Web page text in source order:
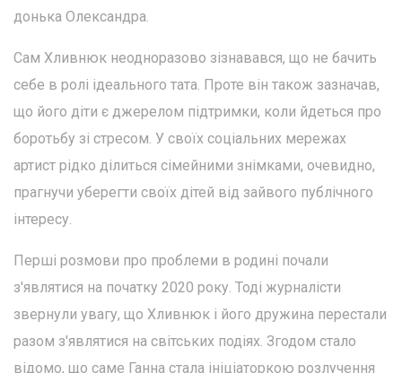
донька Олександра.
Сам Хливнюк неодноразово зізнавався, що не бачить
себе в ролі ідеального тата. Проте він також зазначав,
що його діти є джерелом підтримки, коли йдеться про
боротьбу зі стресом. У своїх соціальних мережах
артист рідко ділиться сімейними знімками, очевидно,
прагнучи уберегти своїх дітей від зайвого публічного
інтересу.
Перші розмови про проблеми в родині почали
з'являтися на початку 2020 року. Тоді журналісти
звернули увагу, що Хливнюк і його дружина перестали
разом з'являтися на світських подіях. Згодом стало
відомо, що саме Ганна стала ініціаторкою розлучення